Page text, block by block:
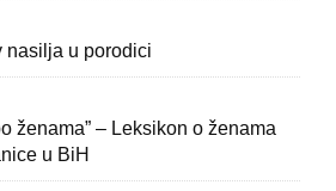
nasilja u porodici
ženama” – Leksikon o ženama
u BiH